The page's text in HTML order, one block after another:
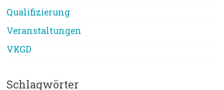
Qualifizierung
Veranstaltungen
VKGD
Schlagwörter